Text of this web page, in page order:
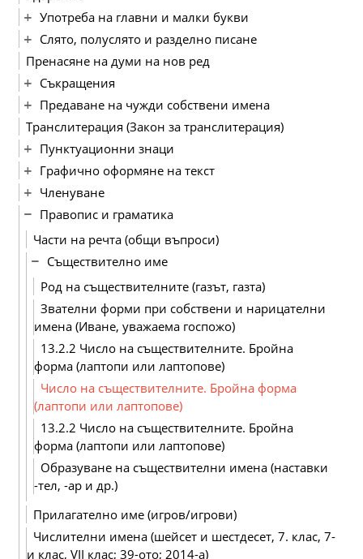
Употреба на главни и малки букви
Слято, полуслято и разделно писане
Пренасяне на думи на нов ред
Съкращения
Предаване на чужди собствени имена
Транслитерация (Закон за транслитерация)
Пунктуационни знаци
Графично оформяне на текст
Членуване
Правопис и граматика
Части на речта (общи въпроси)
Съществително име
Род на съществителните (газът, газта)
Звателни форми при собствени и нарицателни
имена (Иване, уважаема госпожо)
13.2.2 Число на съществителните. Бройна
форма (лаптопи или лаптопове)
Число на съществителните. Бройна форма
(лаптопи или лаптопове)
13.2.2 Число на съществителните. Бройна
форма (лаптопи или лаптопове)
Образуване на съществителни имена (наставки
-тел, -ар и др.)
Прилагателно име (игров/игрови)
Числителни имена (шейсет и шестдесет, 7. клас, 7-
и клас, VІІ клас; 39-ото; 2014-а)